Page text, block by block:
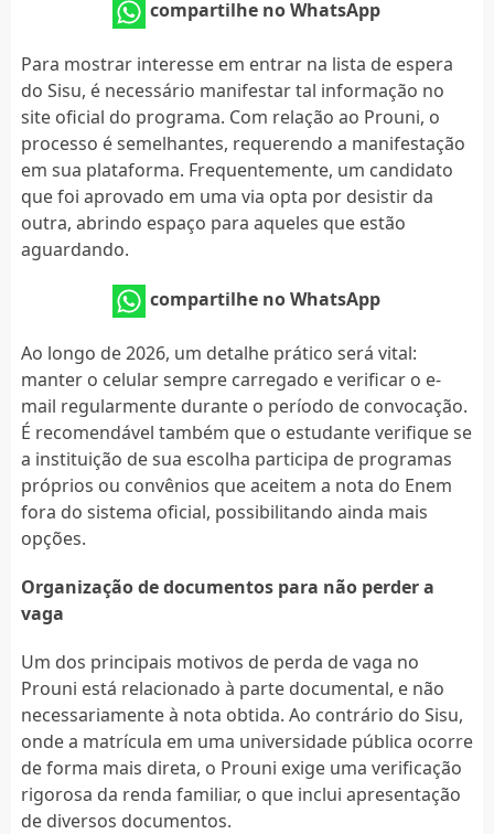
compartilhe no WhatsApp
Para mostrar interesse em entrar na lista de espera
do Sisu, é necessário manifestar tal informação no
site oficial do programa. Com relação ao Prouni, o
processo é semelhantes, requerendo a manifestação
em sua plataforma. Frequentemente, um candidato
que foi aprovado em uma via opta por desistir da
outra, abrindo espaço para aqueles que estão
aguardando.
compartilhe no WhatsApp
Ao longo de 2026, um detalhe prático será vital:
manter o celular sempre carregado e verificar o e-
mail regularmente durante o período de convocação.
É recomendável também que o estudante verifique se
a instituição de sua escolha participa de programas
próprios ou convênios que aceitem a nota do Enem
fora do sistema oficial, possibilitando ainda mais
opções.
Organização de documentos para não perder a
vaga
Um dos principais motivos de perda de vaga no
Prouni está relacionado à parte documental, e não
necessariamente à nota obtida. Ao contrário do Sisu,
onde a matrícula em uma universidade pública ocorre
de forma mais direta, o Prouni exige uma verificação
rigorosa da renda familiar, o que inclui apresentação
de diversos documentos.